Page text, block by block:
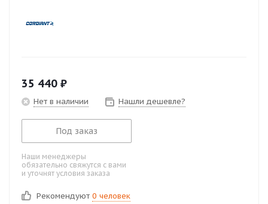
35 440 ₽
Нет в наличии Нашли дешевле?
Под заказ
Наши менеджеры
обязательно свяжутся с вами
и уточнят условия заказа
Рекомендуют 0 человек